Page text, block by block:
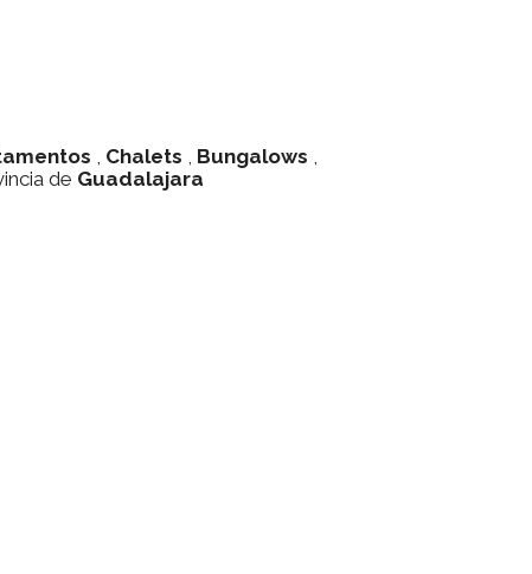
, Chalets , Bungalows ,
de Guadalajara